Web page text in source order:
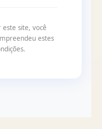
site, você
estes